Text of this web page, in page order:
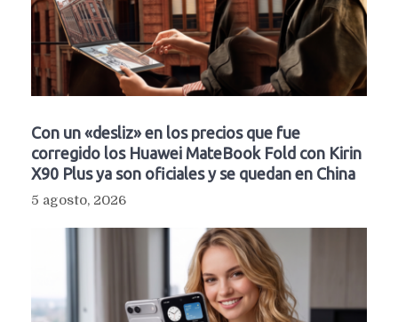
Con un «desliz» en los precios que fue
corregido los Huawei MateBook Fold con Kirin
X90 Plus ya son oficiales y se quedan en China
5 agosto, 2026